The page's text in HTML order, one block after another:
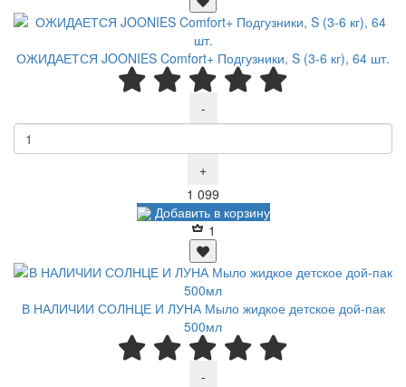
ОЖИДАЕТСЯ JOONIES Comfort+ Подгузники, S (3-6 кг), 64 шт.
-
+
1 099
Добавить в корзину
1
В НАЛИЧИИ СОЛНЦЕ И ЛУНА Мыло жидкое детское дой-пак
500мл
-